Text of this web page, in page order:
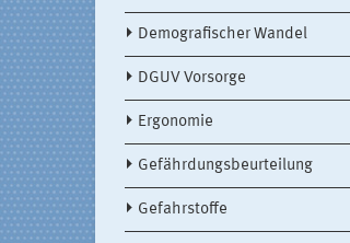
Demografischer Wandel
DGUV Vorsorge
Ergonomie
Gefährdungsbeurteilung
Gefahrstoffe